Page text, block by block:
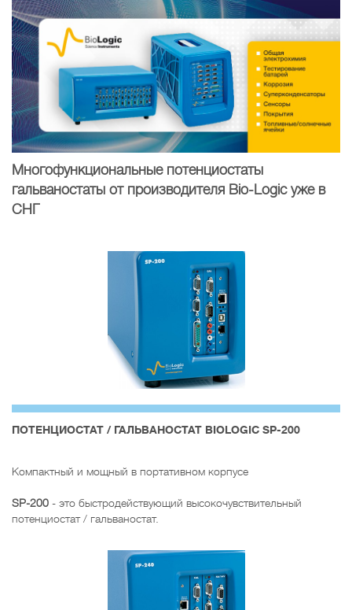
Многофункциональные потенциостаты
гальваностаты от производителя Bio-Logic уже в
СНГ
ПОТЕНЦИОСТАТ / ГАЛЬВАНОСТАТ BIOLOGIC SP-200
Компактный и мощный в портативном корпусе
SP-200 - это быстродействующий высокочувствительный
потенциостат / гальваностат.